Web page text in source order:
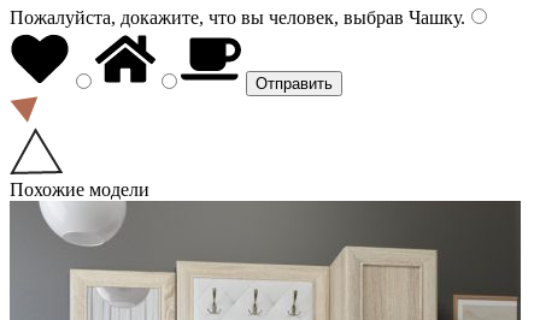
Пожалуйста, докажите, что вы человек, выбрав Чашку.
Похожие модели